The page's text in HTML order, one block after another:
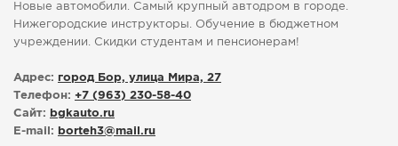
Новые автомобили. Самый крупный автодром в городе.
Нижегородские инструкторы. Обучение в бюджетном
учреждении. Скидки студентам и пенсионерам!
Адрес: город Бор, улица Мира, 27
Телефон: +7 (963) 230-58-40
Сайт:
bgkauto.ru
E-mail:
borteh3@mail.ru